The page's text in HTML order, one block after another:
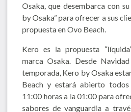
Osaka, que desembarca con
by Osaka” para ofrecer a sus
propuesta en Ovo Beach.
Kero es la propuesta
marca Osaka. Desde
temporada, Kero by Osaka
Beach y estará abierto
11:00 horas a la 01:00 para
sabores de vanguardia a